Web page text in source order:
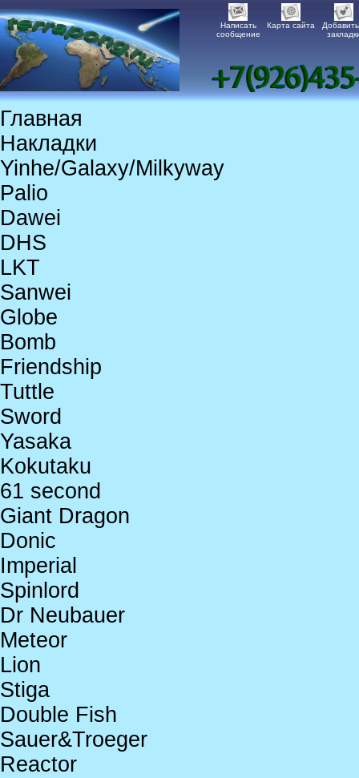
Написать
сообщение
Карта сайта
Главная
Накладки
Yinhe/Galaxy/Milkyway
Palio
Dawei
DHS
LKT
Sanwei
Globe
Bomb
Friendship
Tuttle
Sword
Yasaka
Kokutaku
61 second
Giant Dragon
Donic
Imperial
Spinlord
Dr Neubauer
Meteor
Lion
Stiga
Double Fish
Sauer&Troeger
Reactor